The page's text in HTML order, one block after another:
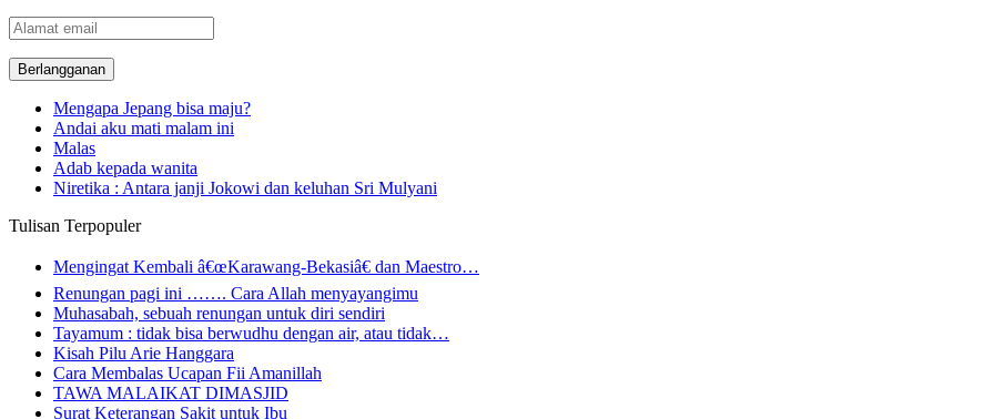
Alamat
email
Mengapa Jepang bisa maju?
Andai aku mati malam ini
Malas
Adab kepada wanita
Niretika : Antara janji Jokowi dan keluhan Sri Mulyani
Tulisan Terpopuler
Mengingat Kembali â€œKarawang-Bekasiâ€ dan Maestro…
Renungan pagi ini ……. Cara Allah menyayangimu
Muhasabah, sebuah renungan untuk diri sendiri
Tayamum : tidak bisa berwudhu dengan air, atau tidak…
Kisah Pilu Arie Hanggara
Cara Membalas Ucapan Fii Amanillah
TAWA MALAIKAT DIMASJID
Surat Keterangan Sakit untuk Ibu